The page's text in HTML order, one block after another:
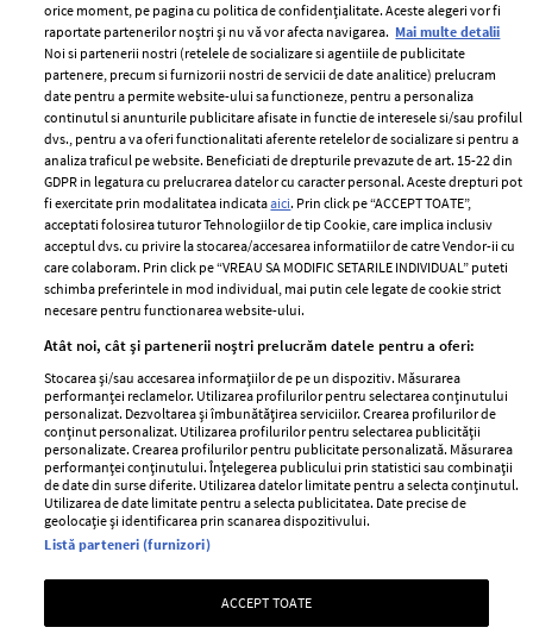
ELLE Style Awards
2024
Despre ELLE
Romania
Contact
Abonamente
Termeni si conditii
Politica de
confidențialitate
Politica de cookies
Publicitate
GSP
Unica
Baby
Retete
femei
Viva
Avantaje
Retete practice
Pariază responsabil! Decizia ONJN nr. 821/25.09.2025.
Jocurile de noroc sunt interzise minorilor.
orice moment, pe pagina cu politica de confidențialitate. Aceste alegeri vor fi
raportate partenerilor noștri și nu vă vor afecta navigarea. Mai multe detalii
Noi si partenerii nostri (retelele de socializare si agentiile de publicitate
partenere, precum si furnizorii nostri de servicii de date analitice) prelucram
date pentru a permite website-ului sa functioneze, pentru a personaliza
continutul si anunturile publicitare afisate in functie de interesele si/sau profilul
dvs., pentru a va oferi functionalitati aferente retelelor de socializare si pentru a
analiza traficul pe website. Beneficiati de drepturile prevazute de art. 15-22 din
GDPR in legatura cu prelucrarea datelor cu caracter personal. Aceste drepturi pot
fi exercitate prin modalitatea indicataaici. Prin click pe “ACCEPT TOATE”,
acceptati folosirea tuturor Tehnologiilor de tip Cookie, care implica inclusiv
acceptul dvs. cu privire la stocarea/accesarea informatiilor de catre Vendor-ii cu
care colaboram. Prin click pe “VREAU SA MODIFIC SETARILE INDIVIDUAL” puteti
schimba preferintele in mod individual, mai putin cele legate de cookie strict
necesare pentru functionarea website-ului.
Atât noi, cât și partenerii noștri prelucrăm datele pentru a oferi:
Stocarea și/sau accesarea informațiilor de pe un dispozitiv. Măsurarea
performanței reclamelor. Utilizarea profilurilor pentru selectarea conținutului
personalizat. Dezvoltarea și îmbunătățirea serviciilor. Crearea profilurilor de
conținut personalizat. Utilizarea profilurilor pentru selectarea publicității
personalizate. Crearea profilurilor pentru publicitate personalizată. Măsurarea
performanței conținutului. Înțelegerea publicului prin statistici sau combinații
de date din surse diferite. Utilizarea datelor limitate pentru a selecta conținutul.
Utilizarea de date limitate pentru a selecta publicitatea. Date precise de
geolocație și identificarea prin scanarea dispozitivului.
Listă parteneri (furnizori)
ACCEPT TOATE